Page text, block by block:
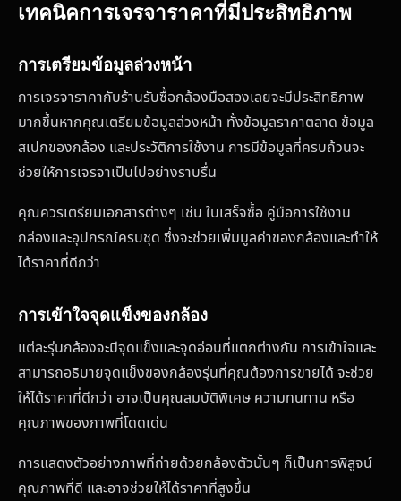
เทคนิคการเจรจาราคาที่มีประสิทธิภาพ
การเตรียมข้อมูลล่วงหน้า
การเจรจาราคากับร้านรับซื้อกล้องมือสองเลยจะมีประสิทธิภาพ
มากขึ้นหากคุณเตรียมข้อมูลล่วงหน้า ทั้งข้อมูลราคาตลาด ข้อมูล
สเปกของกล้อง และประวัติการใช้งาน การมีข้อมูลที่ครบถ้วนจะ
ช่วยให้การเจรจาเป็นไปอย่างราบรื่น
คุณควรเตรียมเอกสารต่างๆ เช่น ใบเสร็จซื้อ คู่มือการใช้งาน
กล่องและอุปกรณ์ครบชุด ซึ่งจะช่วยเพิ่มมูลค่าของกล้องและทำให้
ได้ราคาที่ดีกว่า
การเข้าใจจุดแข็งของกล้อง
แต่ละรุ่นกล้องจะมีจุดแข็งและจุดอ่อนที่แตกต่างกัน การเข้าใจและ
สามารถอธิบายจุดแข็งของกล้องรุ่นที่คุณต้องการขายได้ จะช่วย
ให้ได้ราคาที่ดีกว่า อาจเป็นคุณสมบัติพิเศษ ความทนทาน หรือ
คุณภาพของภาพที่โดดเด่น
การแสดงตัวอย่างภาพที่ถ่ายด้วยกล้องตัวนั้นๆ ก็เป็นการพิสูจน์
คุณภาพที่ดี และอาจช่วยให้ได้ราคาที่สูงขึ้น